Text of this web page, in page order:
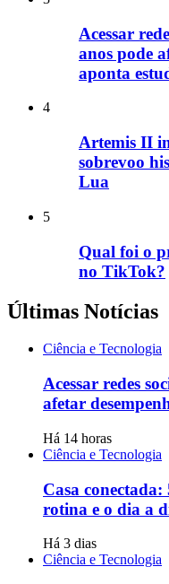
Acessar
anos pode
aponta
4
Artemis II
sobrevoo
Lua
5
Qual foi o
no TikTok?
Últimas Notícias
Ciência e Tecnologia
Acessar redes
afetar
Há 14 horas
Ciência e Tecnologia
Casa
rotina e o dia a
Há 3 dias
Ciência e Tecnologia